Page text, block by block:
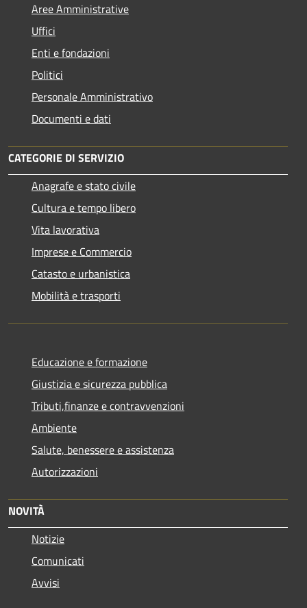
Aree Amministrative
Uffici
Enti e fondazioni
Politici
Personale Amministrativo
Documenti e dati
CATEGORIE DI SERVIZIO
Anagrafe e stato civile
Cultura e tempo libero
Vita lavorativa
Imprese e Commercio
Catasto e urbanistica
Mobilità e trasporti
Educazione e formazione
Giustizia e sicurezza pubblica
Tributi,finanze e contravvenzioni
Ambiente
Salute, benessere e assistenza
Autorizzazioni
NOVITÀ
Notizie
Comunicati
Avvisi